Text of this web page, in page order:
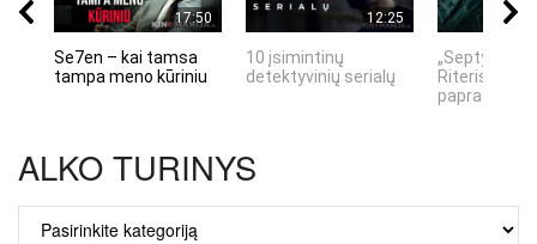
17:50
Se7en – kai tamsa
tampa meno kūriniu
12:25
10 įsimintinų
detektyvinių serialų
„Septynių
Riteris" – kai
ALKO TURINYS